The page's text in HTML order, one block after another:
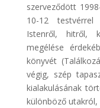
szerveződött
10-12
Istenről, hitről,
megélése
könyvét
végig, szép
kialakulásának
különböző